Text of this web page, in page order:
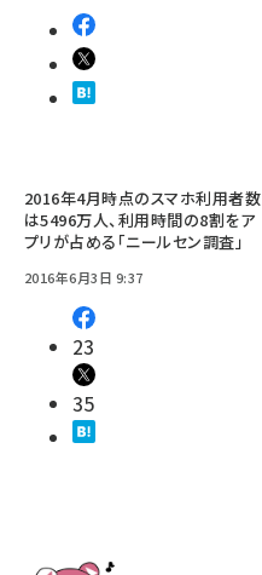
2016年4月時点のスマホ利用者数
は5496万人、利用時間の8割をア
プリが占める「ニールセン調査」
2016年6月3日 9:37
23
35